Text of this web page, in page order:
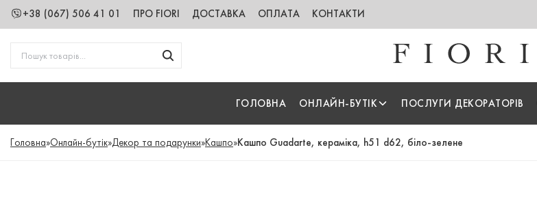
+38 (067) 506 41 01 ПРО FIORI ДОСТАВКА ОПЛАТА КОНТАКТИ
ГОЛОВНА ОНЛАЙН-БУТІК ПОСЛУГИ ДЕКОРАТОРІВ
Головна»Онлайн-бутік»Декор та подарунки»Кашпо»Кашпо Guadarte, кераміка, h51 d62, біло-зелене